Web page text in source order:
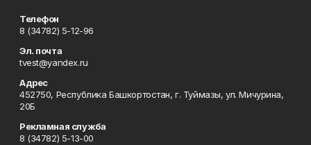
Телефон
8 (34782) 5-12-96
Эл. почта
tvest@yandex.ru
Адрес
452750, Республика Башкортостан, г. Туймазы, ул. Мичурина,
20Б
Рекламная служба
8 (34782) 5-13-00